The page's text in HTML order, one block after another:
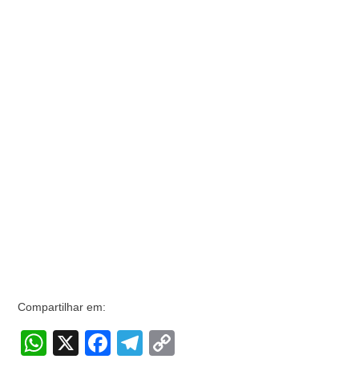
Compartilhar em:
W
X
F
T